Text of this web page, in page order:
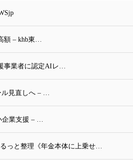
額 – khb東…
事業者に認定AIレ…
ル見直しへ – …
企業支援 – …
っと整理《年金本体に上乗せ…